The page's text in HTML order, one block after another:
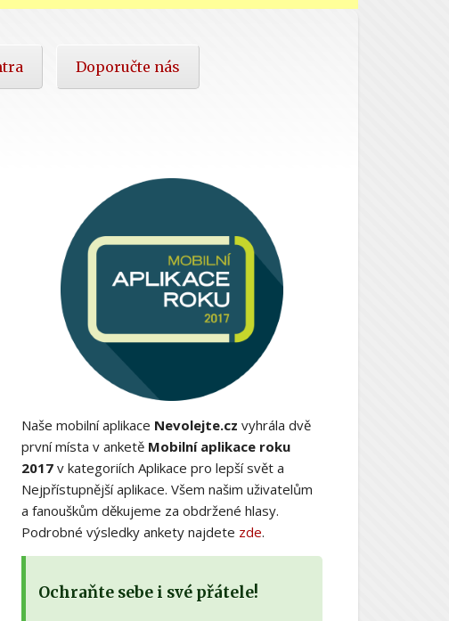
Doporučte nás
Naše mobilní aplikace Nevolejte.cz vyhrála dvě
první místa v anketě Mobilní aplikace roku
2017v kategoriích Aplikace pro lepší svět a
Nejpřístupnější aplikace. Všem našim uživatelům
a fanouškům děkujeme za obdržené hlasy.
Podrobné výsledky ankety najdete zde.
Ochraňte sebe i své přátele!